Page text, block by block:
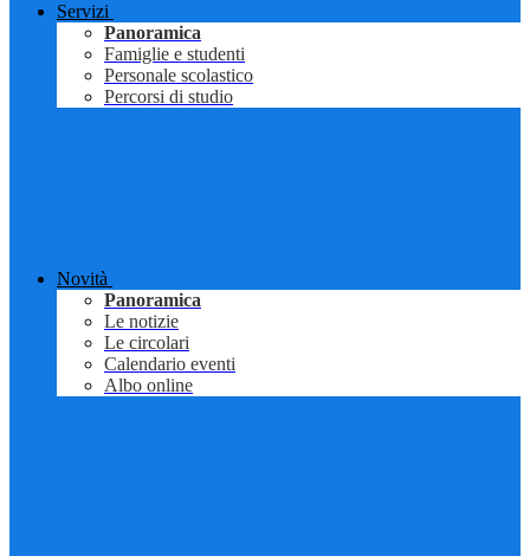
Servizi
Panoramica
Famiglie e studenti
Personale scolastico
Percorsi di studio
Novità
Panoramica
Le notizie
Le circolari
Calendario eventi
Albo online